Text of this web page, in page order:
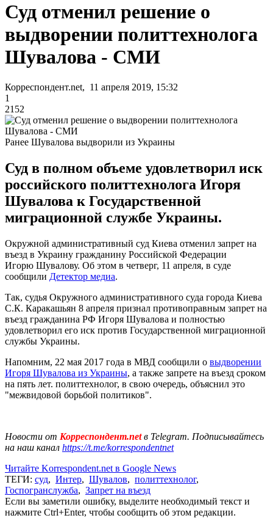
Суд отменил решение о
выдворении политтехнолога
Шувалова - СМИ
Корреспондент.net, 11 апреля 2019, 15:32
1
2152
Ранее Шувалова выдворили из Украины
Суд в полном объеме удовлетворил иск
российского политтехнолога Игоря
Шувалова к Государственной
миграционной службе Украины.
Окружной административный суд Киева отменил запрет на
въезд в Украину гражданину Российской Федерации
Игорю Шувалову. Об этом в четверг, 11 апреля, в суде
сообщили Детектор медиа.
Так, судья Окружного административного суда города Киева
С.К. Каракашьян 8 апреля признал противоправным запрет на
въезд гражданина РФ Игоря Шувалова и полностью
удовлетворил его иск против Государственной миграционной
службы Украины.
Напомним, 22 мая 2017 года в МВД сообщили о выдворении
Игоря Шувалова из Украины, а также запрете на въезд сроком
на пять лет. политтехнолог, в свою очередь, объяснил это
"межвидовой борьбой политиков".
Новости от Корреспондент.netв Telegram. Подписывайтесь
на наш канал https://t.me/korrespondentnet
Читайте Korrespondent.net в Google News
ТЕГИ: суд, Интер, Шувалов, политтехнолог,
Госпогранслужба, Запрет на въезд
Если вы заметили ошибку, выделите необходимый текст и
нажмите Ctrl+Enter, чтобы сообщить об этом редакции.